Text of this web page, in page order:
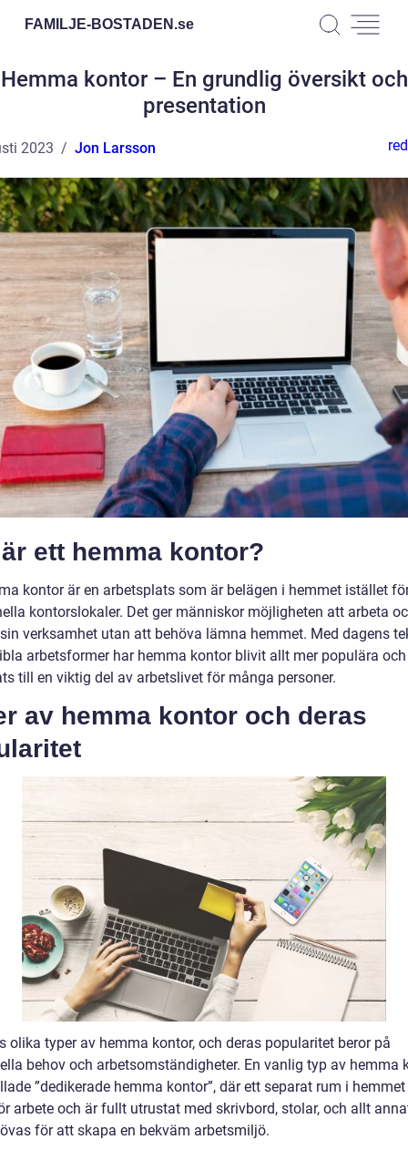
FAMILJE-BOSTADEN.se
Hemma kontor – En grundlig översikt och
presentation
2023 Jon Larsson
ett hemma kontor?
kontor är en arbetsplats som är belägen i hemmet istället
kontorslokaler. Det ger människor möjligheten att arbeta
verksamhet utan att behöva lämna hemmet. Med dagens
arbetsformer har hemma kontor blivit allt mer populära och
till en viktig del av arbetslivet för många personer.
av hemma kontor och deras
olika typer av hemma kontor, och deras popularitet beror på
behov och arbetsomständigheter. En vanlig typ av hemma
”dedikerade hemma kontor”, där ett separat rum i
arbete och är fullt utrustat med skrivbord, stolar, och allt
för att skapa en bekväm arbetsmiljö.